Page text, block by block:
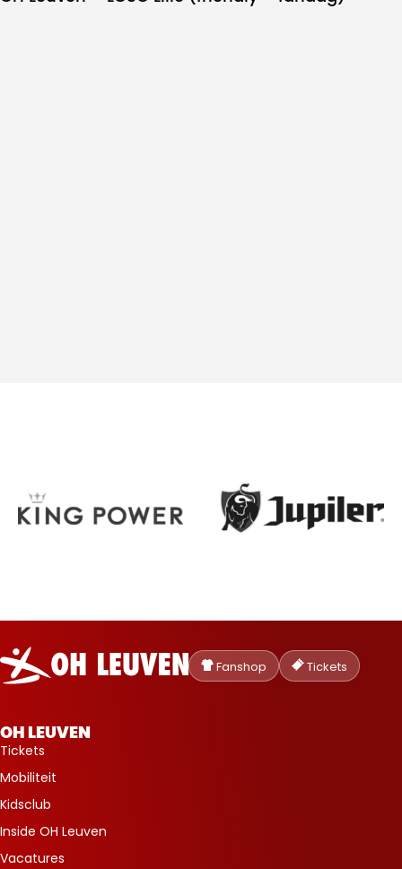
Oud-
Heverlee
Leuven
Fanshop Tickets
OH LEUVEN
Tickets
Mobiliteit
Kidsclub
Inside OH Leuven
Vacatures